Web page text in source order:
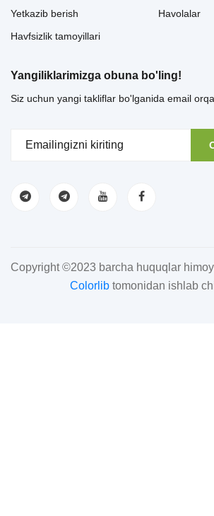
Yetkazib berish
Havfsizlik tamoyillari
Havolalar
Yangiliklarimizga obuna bo'ling!
Siz uchun yangi takliflar bo'lganida email
Copyright ©2023 barcha huquqlar
Colorlibtomonidan ishlab